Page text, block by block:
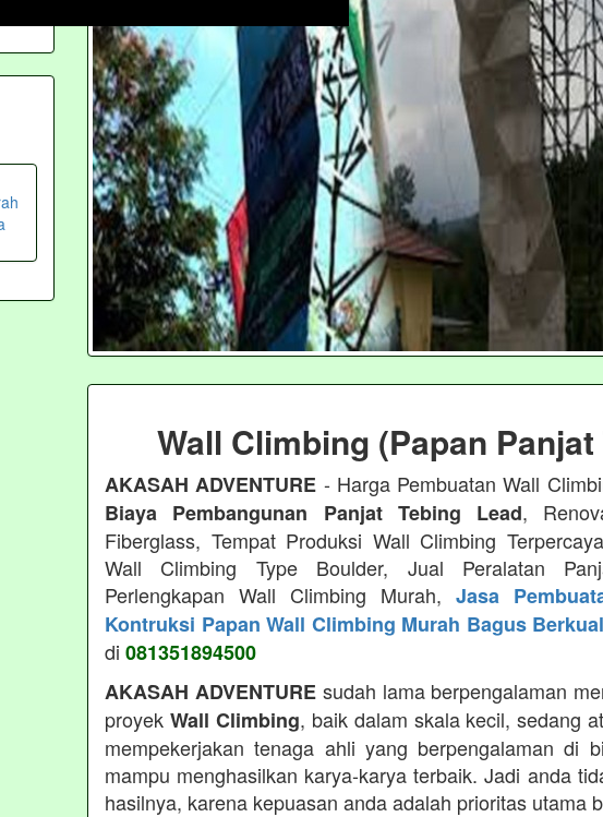
Wall Climbing (Papan Panjat
AKASAH ADVENTURE - Harga Pembuatan Wall
Biaya Pembangunan Panjat Tebing Lead,
Fiberglass, Tempat Produksi Wall Climbing
Wall Climbing Type Boulder, Jual Peralatan
Perlengkapan Wall Climbing Murah, Jasa
Kontruksi Papan Wall Climbing Murah Bagus
di 081351894500
AKASAH ADVENTUREsudah lama berpengalaman
proyek Wall Climbing, baik dalam skala kecil, sedang
mempekerjakan tenaga ahli yang berpengalaman di
mampu menghasilkan karya-karya terbaik. Jadi anda
hasilnya, karena kepuasan anda adalah prioritas utama